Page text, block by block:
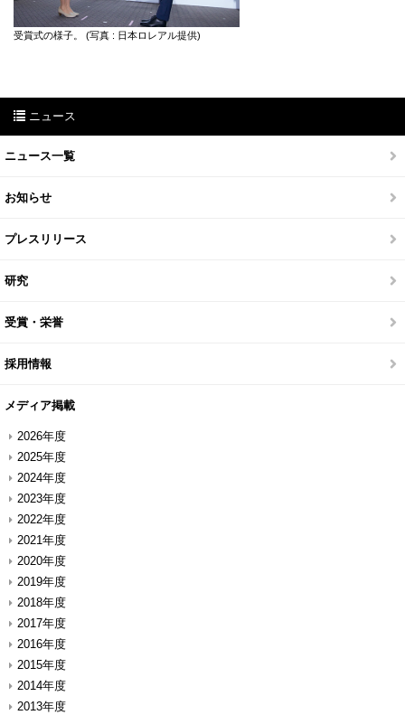
受賞式の様子。 (写真 : 日本ロレアル提供)
ニュース
ニュース一覧
お知らせ
プレスリリース
研究
受賞・栄誉
採用情報
メディア掲載
2026年度
2025年度
2024年度
2023年度
2022年度
2021年度
2020年度
2019年度
2018年度
2017年度
2016年度
2015年度
2014年度
2013年度